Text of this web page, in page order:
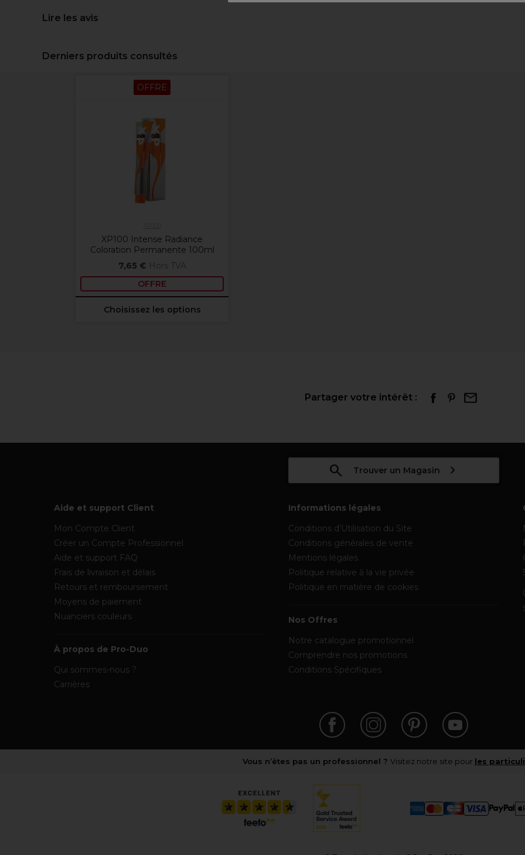
Lire les avis
Derniers produits consultés
OFFRE
XP100 Intense Radiance
Coloration Permanente 100ml
7,65 € Hors TVA
OFFRE
Choisissez les options
Partager votre intérêt :
Trouver un Magasin
Aide et support Client
Mon Compte Client
Créer un Compte Professionnel
Aide et support FAQ
Frais de livraison et délais
Retours et remboursement
Moyens de paiement
Nuanciers couleurs
À propos de Pro-Duo
Qui sommes-nous ?
Carrières
Informations légales
Conditions d’Utilisation du Site
Conditions générales de vente
Mentions légales
Politique relative à la vie privée
Politique en matière de cookies
Nos Offres
Notre catalogue promotionnel
Comprendre nos promotions
Conditions Spécifiques
Vous n’êtes pas un professionnel ? Visitez notre site pour les